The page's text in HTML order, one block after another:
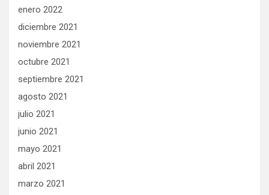
enero 2022
diciembre 2021
noviembre 2021
octubre 2021
septiembre 2021
agosto 2021
julio 2021
junio 2021
mayo 2021
abril 2021
marzo 2021